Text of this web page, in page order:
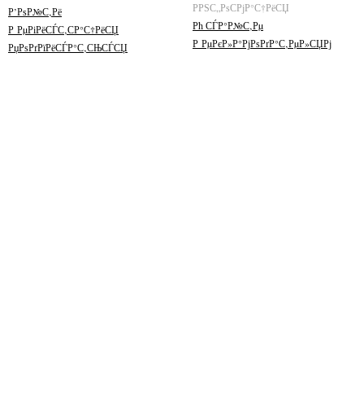
Р’РѕР№С‚Рё
Р РµРіРёСЃС‚СР°С†РёСЏ
РџРѕРґРїРёСЃР°С‚СЊСЃСЏ
РРЅС„РѕСРјР°С†РёСЏ
Рћ СЃР°Р№С‚Рµ
Р РµРєР»Р°РјРѕРґР°С‚РµР»СЏРј